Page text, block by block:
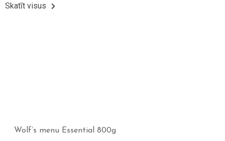
Skatīt visus
Wolf’s menu Essential 800g